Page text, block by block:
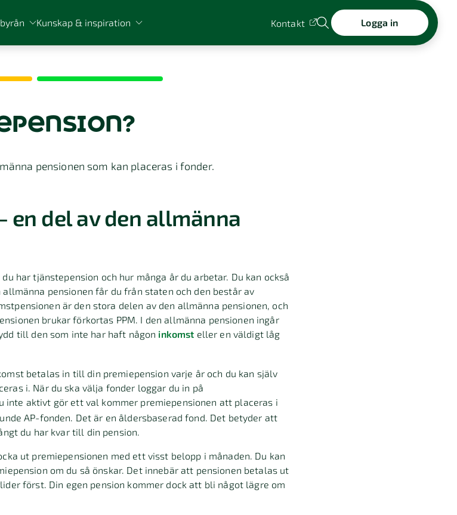
Kunskap & inspiration Kontakt Logga in
pensionen som kan placeras i fonder.
en del av den allmänna
har tjänstepension och hur många år du arbetar. Du kan också
pensionen får du från staten och den består av
är den stora delen av den allmänna pensionen, och
brukar förkortas PPM. I den allmänna pensionen ingår
till den som inte har haft någon inkomst eller en väldigt låg
betalas in till din premiepension varje år och du kan själv
i. När du ska välja fonder loggar du in på
inte aktivt gör ett val kommer premiepensionen att placeras i
AP-fonden. Det är en åldersbaserad fond. Det betyder att
du har kvar till din pension.
ut premiepensionen med ett visst belopp i månaden. Du kan
om du så önskar. Det innebär att pensionen betalas ut
först. Din egen pension kommer dock att bli något lägre om